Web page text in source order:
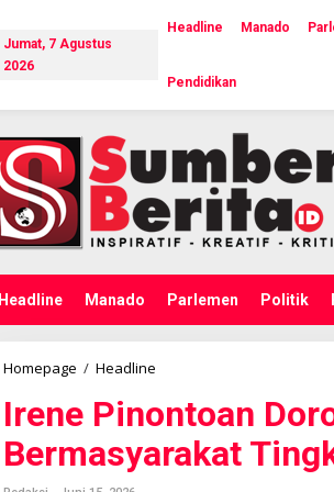
Jumat, 7 Agustus
2026
Headline Manado
Pendidikan
Headline Manado Parlemen Politik
Homepage / Headline
e
n
e
P
Irene Pinontoan
Bermasyarakat